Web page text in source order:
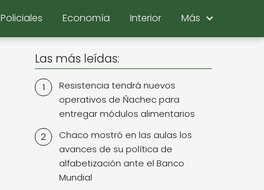
Policiales Economía Interior Más
Las más leídas:
Resistencia tendrá nuevos
operativos de Ñachec para
entregar módulos alimentarios
Chaco mostró en las aulas los
avances de su política de
alfabetización ante el Banco
Mundial